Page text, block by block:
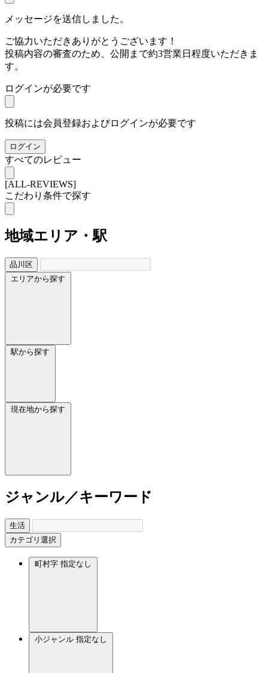
メッセージを送信しました。
ご協力いただきありがとうございます！
投稿内容の審査のため、公開まで約3営業日程度いただきま
す。
ログインが必要です
投稿には会員登録およびログインが必要です
ログイン
すべてのレビュー
[ALL-REVIEWS]
こだわり条件で探す
地域エリア・駅
品川区
エリアから探す
駅から探す
現在地から探す
ジャンル／キーワード
生活
カテゴリ選択
町村字 指定なし
小ジャンル 指定なし